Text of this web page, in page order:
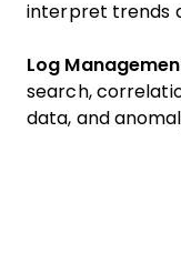
interpret trends
Log
search,
data, and